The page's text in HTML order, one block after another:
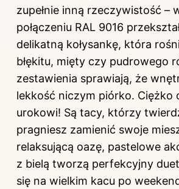
zupełnie inną rzeczywistość –
połączeniu RAL 9016
delikatną kołysankę, która
błękitu, mięty czy pudrowego
zestawienia sprawiają, że
lekkość niczym piórko. Ciężko
urokowi! Są tacy, którzy
pragniesz zamienić swoje
relaksującą oazę, pastelowe
z bielą tworzą perfekcyjny
się na wielkim kacu po